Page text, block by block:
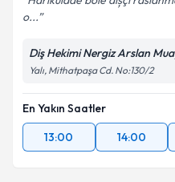
o...
Diş Hekimi Nergiz Arslan
Yalı, Mithatpaşa Cd. No:130/2
En Yakın Saatler
13:00
14:00